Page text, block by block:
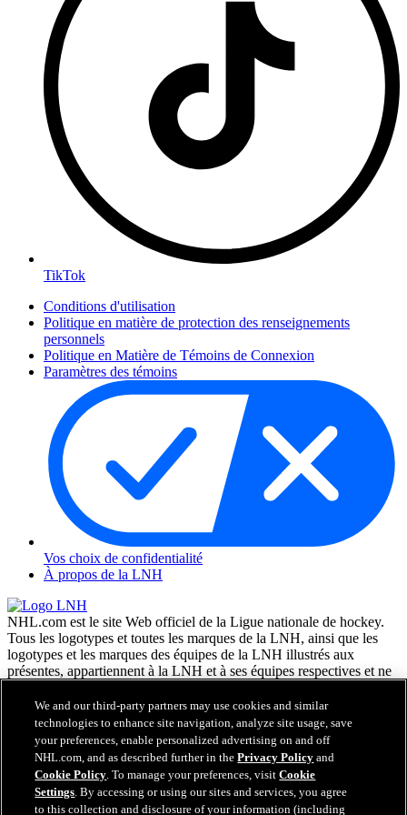
TikTok
Conditions d'utilisation
Politique en matière de protection des renseignements
personnels
Politique en Matière de Témoins de Connexion
Paramètres des témoins
Vos choix de confidentialité
À propos de la LNH
NHL.com est le site Web officiel de la Ligue nationale de hockey.
Tous les logotypes et toutes les marques de la LNH, ainsi que les
logotypes et les marques des équipes de la LNH illustrés aux
présentes, appartiennent à la LNH et à ses équipes respectives et ne
Enterprises, L.P. © LNH 2026. Tous droits réservés. Tous les
chandails d'équipe de la LNH personnalisés avec les noms des
joueurs de la LNH et leurs numéros sont officiellement sous license
de la LNH et de l'AJLNH. Le mot servant de marque Zamboni et la
configuration de la surfaceuse Zamboni sont des marques de
commerce déposées de Frank J. Zamboni & Co., Inc. © Frank J.
Zamboni & Co., Inc. 2026. Tous droits réservés. Toute autre marque
We and our third-party partners may use cookies and similar
technologies to enhance site navigation, analyze site usage, save
your preferences, enable personalized advertising on and off
NHL.com, and as described further in thePrivacy Policy and
Cookie Policy. To manage your preferences, visitCookie
Settings. By accessing or using our sites and services, you agree
to this collection and disclosure of your information (including